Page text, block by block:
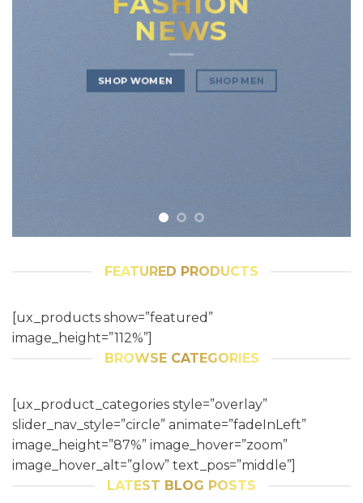
NEWS
SHOP WOMEN SHOP MEN
FEATURED PRODUCTS
[ux_products show=”featured”
image_height=”112%”]
BROWSE CATEGORIES
[ux_product_categories style=”overlay”
slider_nav_style=”circle” animate=”fadeInLeft”
image_height=”87%” image_hover=”zoom”
image_hover_alt=”glow” text_pos=”middle”]
LATEST BLOG POSTS